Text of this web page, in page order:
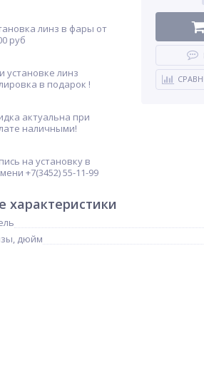
линз в фары от
руб
установке линз
в подарок !
актуальна при
наличными!
на установку в
+7(3452) 55-11-99
характеристики
дюйм